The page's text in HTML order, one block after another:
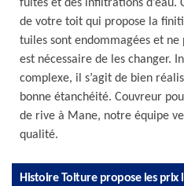
fuites et des infiltrations d’eau.
de votre toit qui propose la
tuiles sont endommagées et ne
est nécessaire de les changer.
complexe, il s’agit de bien
bonne étanchéité. Couvreur
de rive à Mane, notre équipe
qualité.
Histoire Toiture propose les prix